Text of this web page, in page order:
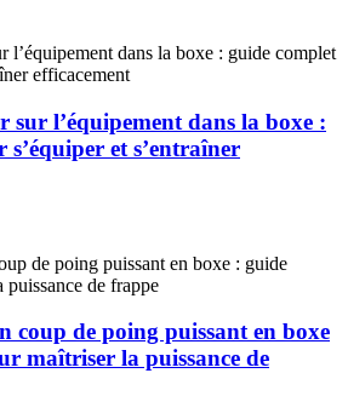
sur l’équipement dans la boxe :
et s’entraîner
coup de poing puissant en boxe
maîtriser la puissance de